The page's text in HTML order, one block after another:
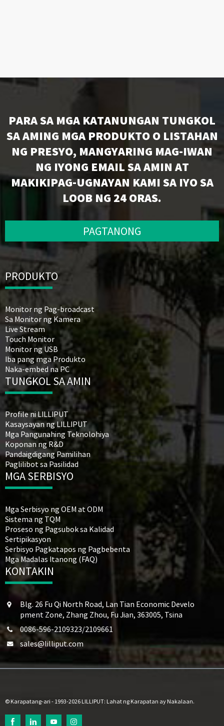
PARA SA MGA KATANUNGAN TUNGKOL
SA AMING MGA PRODUKTO O LISTAHAN
NG PRESYO, MANGYARING MAG-IWAN
NG IYONG EMAIL SA AMIN AT
MAKIKIPAG-UGNAYAN KAMI SA IYO SA
LOOB NG 24 ORAS.
PAGTANONG
PRODUKTO
Monitor ng Pag-broadcast
Sa Monitor ng Kamera
Live Stream
Touch Monitor
Monitor ng USB
Iba pang mga Produkto
Naka-embed na PC
TUNGKOL SA AMIN
Profile ni LILLIPUT
Kasaysayan ng LILLIPUT
Mga Pangunahing Teknolohiya
Koponan ng R&D
Pandaigdigang Pamilihan
Paglilibot sa Pasilidad
MGA SERBISYO
Mga Serbisyo ng OEM at ODM
Sistema ng TQM
Proseso ng Pagsubok sa Kalidad
Sertipikasyon
Serbisyo Pagkatapos ng Pagbebenta
Mga Madalas Itanong (FAQ)
KONTAKIN
Blg. 26 Fu Qi North Road, Lan Tian Economic Develo
pment Zone, Zhang Zhou, Fu Jian, 363005, Tsina
0086-596-2109323/2109661
sales@lilliput.com
© Karapatang-ari - 1993-2026 LILLIPUT: Lahat ng Karapatan ay Nakalaan.